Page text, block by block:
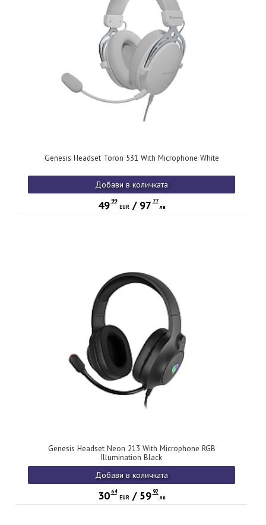
Genesis Headset Toron 531 With Microphone White
Добави в количката
49 99
EUR/ 97 77
лв
Genesis Headset Neon 213 With Microphone RGB
Illumination Black
Добави в количката
30 64
EUR/ 59 92
лв